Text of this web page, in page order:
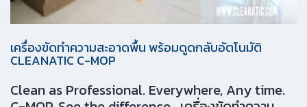
เครื่องขัดทำความสะอาดพื้น พร้อมดูดกลับอัตโนมัติ
CLEANATIC C-MOP
Clean as Professional. Everywhere, Any time.